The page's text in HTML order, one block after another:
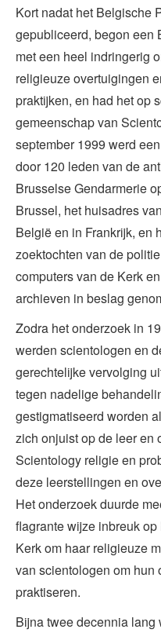
Kort nadat het Belgische
gepubliceerd, begon een
met een heel indringerig
religieuze overtuigingen
praktijken, en had het op
gemeenschap van
september 1999 werd
door 120 leden van de
Brusselse Gendarmerie
Brussel, het huisadres
België en in Frankrijk, en
zoektochten van de
computers van de Kerk
archieven in beslag
Zodra het onderzoek in
werden scientologen en
gerechtelijke vervolging
tegen nadelige
gestigmatiseerd worden
zich onjuist op de leer en
Scientology religie en
deze leerstellingen en
Het onderzoek duurde
flagrante wijze inbreuk
Kerk om haar religieuze
van scientologen om
praktiseren.
Bijna twee decennia